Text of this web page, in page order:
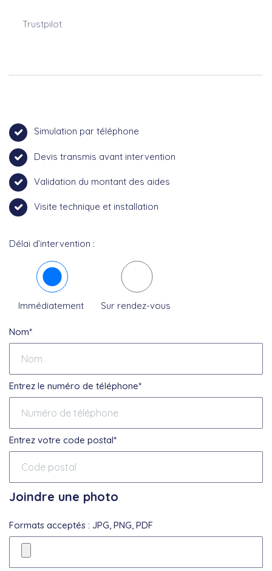
Trustpilot
Simulation par téléphone
Devis transmis avant intervention
Validation du montant des aides
Visite technique et installation
Délai d’intervention :
Immédiatement Sur rendez-vous
Nom*
Entrez le numéro de téléphone*
Entrez votre code postal*
Joindre une photo
Formats acceptés : JPG, PNG, PDF